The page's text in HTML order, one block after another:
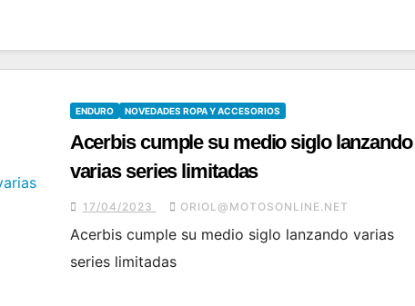
ENDURO NOVEDADES ROPA Y ACCESORIOS
Acerbis cumple su medio siglo lanzando
varias series limitadas
17/04/2023 ORIOL@MOTOSONLINE.NET
Acerbis cumple su medio siglo lanzando varias
series limitadas